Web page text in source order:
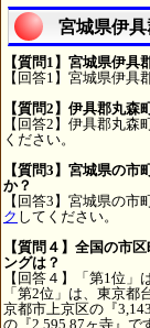
宮城県伊
【質問1】宮城県伊
【回答1】宮城県伊具
【質問2】伊具郡丸
【回答2】伊具郡丸森
ください。
【質問3】宮城県の
か？
【回答3】宮城県の市
ク してください。
【質問４】全国の市
ングは？
【回答４】「第1位」
「第2位」は、東京
京都市上京区の『
の『2,595.87ヶ寺』で